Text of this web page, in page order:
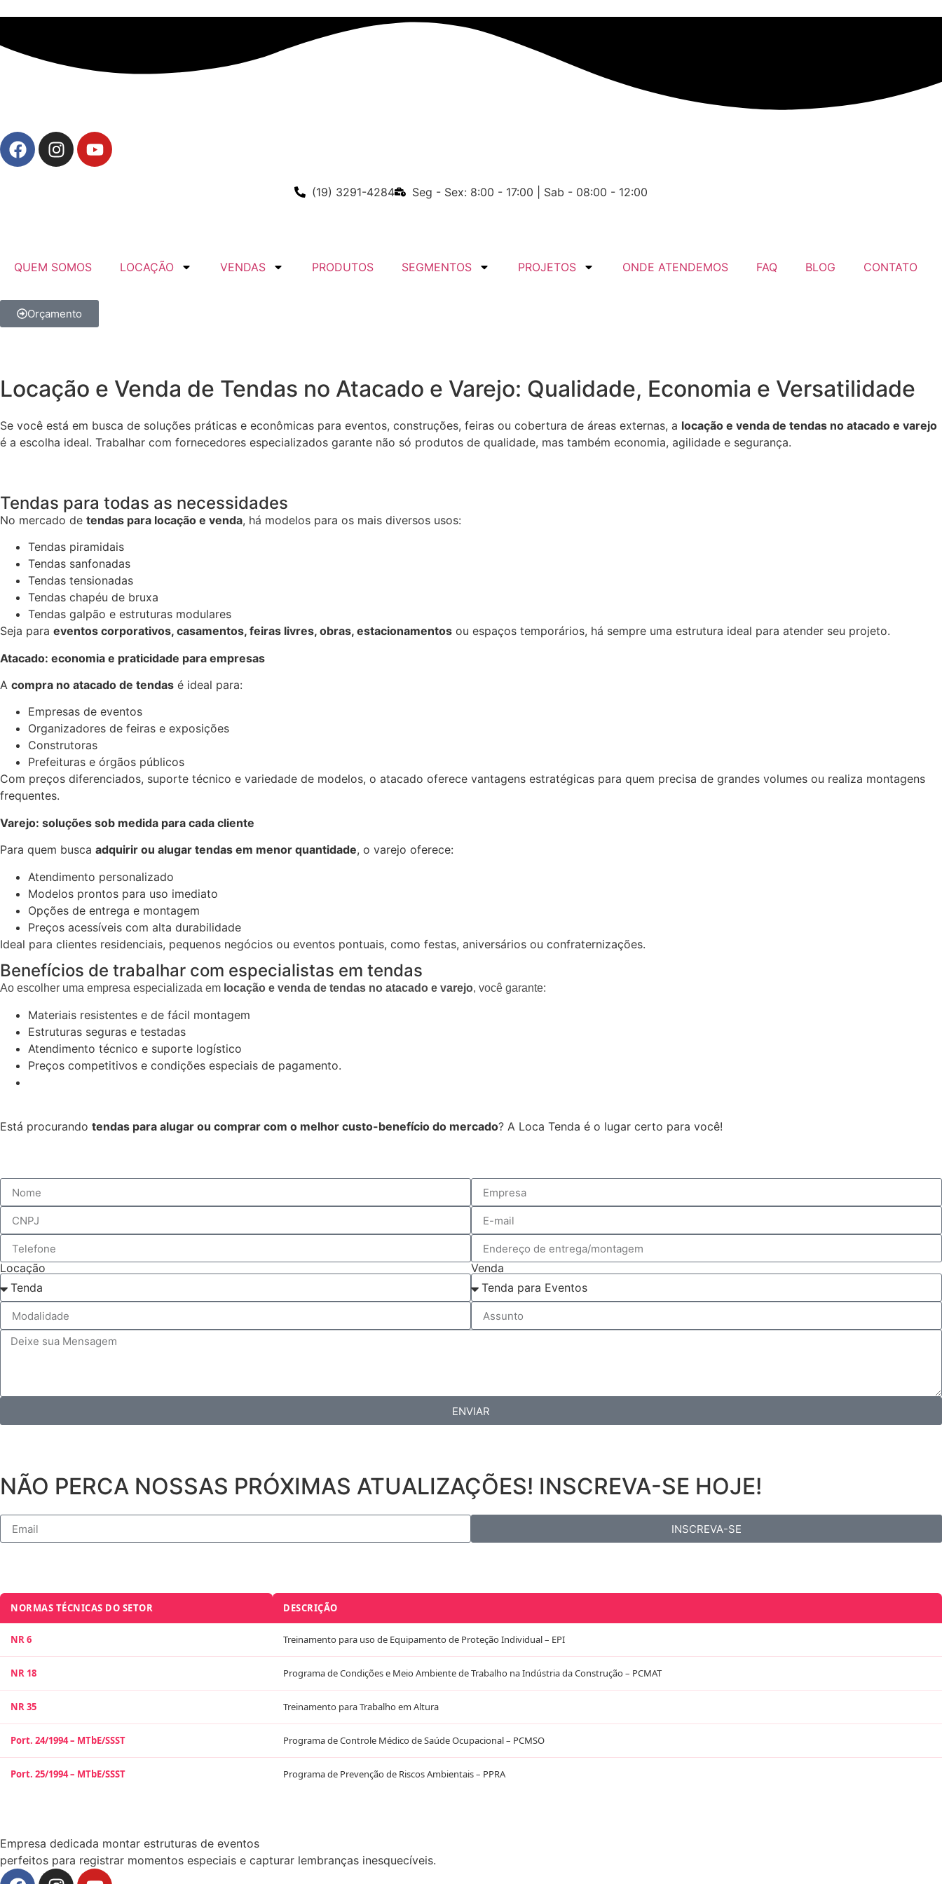
(19) 3291-4284 Seg - Sex: 8:00 - 17:00 | Sab - 08:00 - 12:00
QUEM SOMOS LOCAÇÃO VENDAS PRODUTOS SEGMENTOS PROJETOS ONDE ATENDEMOS FAQ BLOG CONTATO
Orçamento
Locação e Venda de Tendas no Atacado e Varejo: Qualidade, Economia e Versatilidade
Se você está em busca de soluções práticas e econômicas para eventos, construções, feiras ou cobertura de áreas externas, a locação e venda de tendas no atacado e varejo
é a escolha ideal. Trabalhar com fornecedores especializados garante não só produtos de qualidade, mas também economia, agilidade e segurança.
Tendas para todas as necessidades
No mercado de tendas para locação e venda, há modelos para os mais diversos usos:
Tendas piramidais
Tendas sanfonadas
Tendas tensionadas
Tendas chapéu de bruxa
Tendas galpão e estruturas modulares
Seja para eventos corporativos, casamentos, feiras livres, obras, estacionamentos ou espaços temporários, há sempre uma estrutura ideal para atender seu projeto.
Atacado: economia e praticidade para empresas
A compra no atacado de tendas é ideal para:
Empresas de eventos
Organizadores de feiras e exposições
Construtoras
Prefeituras e órgãos públicos
Com preços diferenciados, suporte técnico e variedade de modelos, o atacado oferece vantagens estratégicas para quem precisa de grandes volumes ou realiza montagens
frequentes.
Varejo: soluções sob medida para cada cliente
Para quem busca adquirir ou alugar tendas em menor quantidade, o varejo oferece:
Atendimento personalizado
Modelos prontos para uso imediato
Opções de entrega e montagem
Preços acessíveis com alta durabilidade
Ideal para clientes residenciais, pequenos negócios ou eventos pontuais, como festas, aniversários ou confraternizações.
Benefícios de trabalhar com especialistas em tendas
Ao escolher uma empresa especializada em locação e venda de tendas no atacado e varejo, você garante:
Materiais resistentes e de fácil montagem
Estruturas seguras e testadas
Atendimento técnico e suporte logístico
Preços competitivos e condições especiais de pagamento.
Está procurando tendas para alugar ou comprar com o melhor custo-benefício do mercado? A Loca Tenda é o lugar certo para você!
Locação Venda
ENVIAR
NÃO PERCA NOSSAS PRÓXIMAS ATUALIZAÇÕES! INSCREVA-SE HOJE!
INSCREVA-SE
NORMAS TÉCNICAS DO SETOR DESCRIÇÃO
NR 6 Treinamento para uso de Equipamento de Proteção Individual – EPI
NR 18 Programa de Condições e Meio Ambiente de Trabalho na Indústria da Construção – PCMAT
NR 35 Treinamento para Trabalho em Altura
Port. 24/1994 – MTbE/SSST Programa de Controle Médico de Saúde Ocupacional – PCMSO
Port. 25/1994 – MTbE/SSST Programa de Prevenção de Riscos Ambientais – PPRA
Empresa dedicada montar estruturas de eventos
perfeitos para registrar momentos especiais e capturar lembranças inesquecíveis.